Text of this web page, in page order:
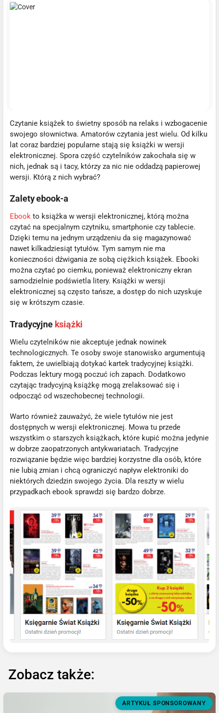
Czytanie książek to świetny sposób na relaks i wzbogacenie
swojego słownictwa. Amatorów czytania jest wielu. Od kilku
lat coraz bardziej popularne stają się książki w wersji
elektronicznej. Spora część czytelników zakochała się w
nich, jednak są i tacy, którzy za nic nie oddadzą papierowej
wersji. Którą z nich wybrać?
Zalety ebook-a
Ebook to książka w wersji elektronicznej, którą można
czytać na specjalnym czytniku, smartphonie czy tablecie.
Dzięki temu na jednym urządzeniu da się magazynować
nawet kilkadziesiąt tytułów. Tym samym nie ma
konieczności dźwigania ze sobą ciężkich książek. Ebooki
można czytać po ciemku, ponieważ elektroniczny ekran
samodzielnie podświetla litery. Książki w wersji
elektronicznej są często tańsze, a dostęp do nich uzyskuje
się w krótszym czasie.
Tradycyjne książki
Wielu czytelników nie akceptuje jednak nowinek
technologicznych. Te osoby swoje stanowisko argumentują
faktem, że uwielbiają dotykać kartek tradycyjnej książki.
Podczas lektury mogą poczuć ich zapach. Dodatkowo
czytając tradycyjną książkę mogą zrelaksować się i
odpocząć od wszechobecnej technologii.
Warto również zauważyć, że wiele tytułów nie jest
dostępnych w wersji elektronicznej. Mowa tu przede
wszystkim o starszych książkach, które kupić można jedynie
w dobrze zaopatrzonych antykwariatach. Tradycyjne
rozwiązanie będzie więc bardziej korzystne dla osób, które
nie lubią zmian i chcą ograniczyć napływ elektroniki do
niektórych dziedzin swojego życia. Dla reszty w wielu
przypadkach ebook sprawdzi się bardzo dobrze.
Zobacz także:
ARTYKUŁ SPONSOROWANY